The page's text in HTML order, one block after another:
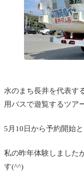
水のまち長井を代表す
用バスで遊覧するツア
5月10日から予約開始
私の昨年体験しました
す(^^)